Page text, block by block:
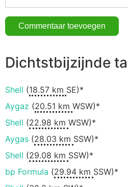
Dichtstbijzijnde
Shell (18.57 km SE)*
Aygaz (20.51 km WSW)*
Shell (22.98 km WSW)*
Aygas (28.03 km SSW)*
Shell (29.08 km SSW)*
bp Formula (29.94 km SSW)*